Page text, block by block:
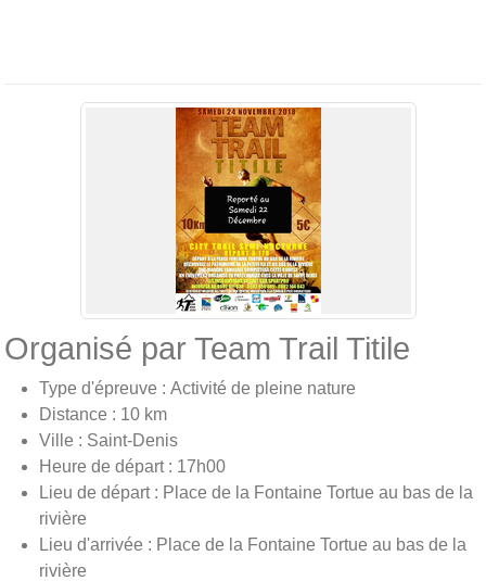
Organisé par Team Trail Titile
Type d'épreuve : Activité de pleine nature
Distance : 10 km
Ville : Saint-Denis
Heure de départ : 17h00
Lieu de départ : Place de la Fontaine Tortue au bas de la
rivière
Lieu d'arrivée : Place de la Fontaine Tortue au bas de la
rivière